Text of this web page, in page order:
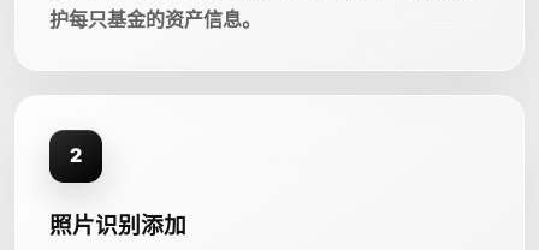
护每只基金的资产信息。
2
照片识别添加